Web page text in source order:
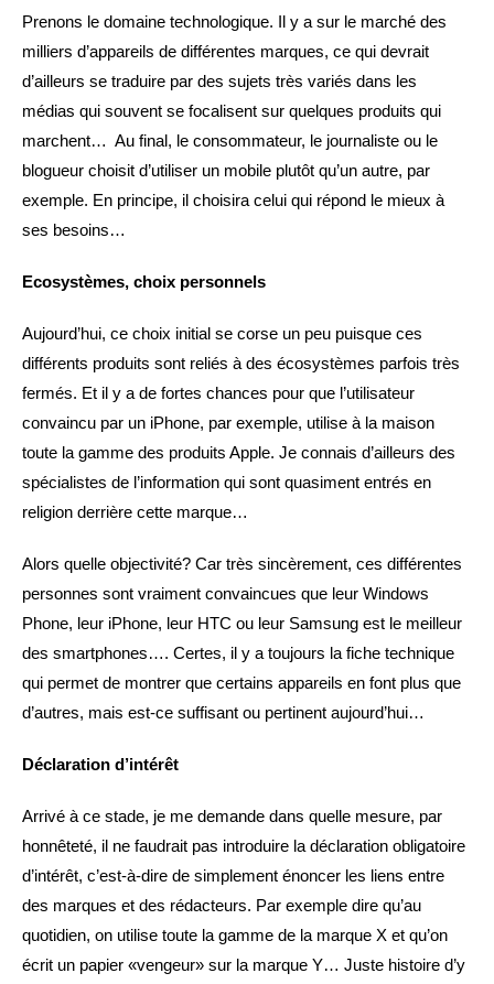
Prenons le domaine technologique. Il y a sur le marché des
milliers d’appareils de différentes marques, ce qui devrait
d’ailleurs se traduire par des sujets très variés dans les
médias qui souvent se focalisent sur quelques produits qui
marchent… Au final, le consommateur, le journaliste ou le
blogueur choisit d’utiliser un mobile plutôt qu’un autre, par
exemple. En principe, il choisira celui qui répond le mieux à
ses besoins…
Ecosystèmes, choix personnels
Aujourd’hui, ce choix initial se corse un peu puisque ces
différents produits sont reliés à des écosystèmes parfois très
fermés. Et il y a de fortes chances pour que l’utilisateur
convaincu par un iPhone, par exemple, utilise à la maison
toute la gamme des produits Apple. Je connais d’ailleurs des
spécialistes de l’information qui sont quasiment entrés en
religion derrière cette marque…
Alors quelle objectivité? Car très sincèrement, ces différentes
personnes sont vraiment convaincues que leur Windows
Phone, leur iPhone, leur HTC ou leur Samsung est le meilleur
des smartphones…. Certes, il y a toujours la fiche technique
qui permet de montrer que certains appareils en font plus que
d’autres, mais est-ce suffisant ou pertinent aujourd’hui…
Déclaration d’intérêt
Arrivé à ce stade, je me demande dans quelle mesure, par
honnêteté, il ne faudrait pas introduire la déclaration obligatoire
d’intérêt, c’est-à-dire de simplement énoncer les liens entre
des marques et des rédacteurs. Par exemple dire qu’au
quotidien, on utilise toute la gamme de la marque X et qu’on
écrit un papier «vengeur» sur la marque Y… Juste histoire d’y